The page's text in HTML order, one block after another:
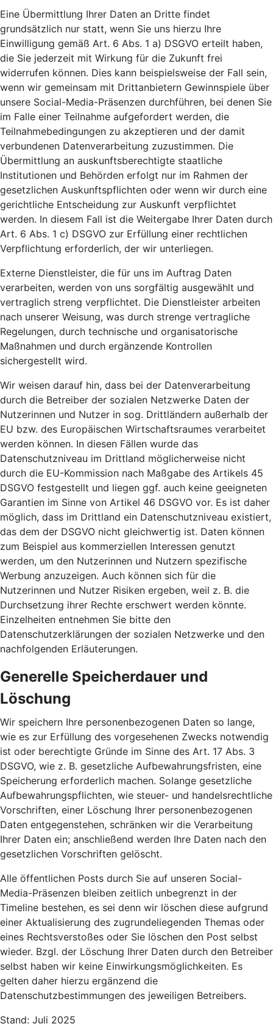
Eine Übermittlung Ihrer Daten an Dritte findet
grundsätzlich nur statt, wenn Sie uns hierzu Ihre
Einwilligung gemäß Art. 6 Abs. 1 a) DSGVO erteilt haben,
die Sie jederzeit mit Wirkung für die Zukunft frei
widerrufen können. Dies kann beispielsweise der Fall sein,
wenn wir gemeinsam mit Drittanbietern Gewinnspiele über
unsere Social-Media-Präsenzen durchführen, bei denen Sie
im Falle einer Teilnahme aufgefordert werden, die
Teilnahmebedingungen zu akzeptieren und der damit
verbundenen Datenverarbeitung zuzustimmen. Die
Übermittlung an auskunftsberechtigte staatliche
Institutionen und Behörden erfolgt nur im Rahmen der
gesetzlichen Auskunftspflichten oder wenn wir durch eine
gerichtliche Entscheidung zur Auskunft verpflichtet
werden. In diesem Fall ist die Weitergabe Ihrer Daten durch
Art. 6 Abs. 1 c) DSGVO zur Erfüllung einer rechtlichen
Verpflichtung erforderlich, der wir unterliegen.
Externe Dienstleister, die für uns im Auftrag Daten
verarbeiten, werden von uns sorgfältig ausgewählt und
vertraglich streng verpflichtet. Die Dienstleister arbeiten
nach unserer Weisung, was durch strenge vertragliche
Regelungen, durch technische und organisatorische
Maßnahmen und durch ergänzende Kontrollen
sichergestellt wird.
Wir weisen darauf hin, dass bei der Datenverarbeitung
durch die Betreiber der sozialen Netzwerke Daten der
Nutzerinnen und Nutzer in sog. Drittländern außerhalb der
EU bzw. des Europäischen Wirtschaftsraumes verarbeitet
werden können. In diesen Fällen wurde das
Datenschutzniveau im Drittland möglicherweise nicht
durch die EU-Kommission nach Maßgabe des Artikels 45
DSGVO festgestellt und liegen ggf. auch keine geeigneten
Garantien im Sinne von Artikel 46 DSGVO vor. Es ist daher
möglich, dass im Drittland ein Datenschutzniveau existiert,
das dem der DSGVO nicht gleichwertig ist. Daten können
zum Beispiel aus kommerziellen Interessen genutzt
werden, um den Nutzerinnen und Nutzern spezifische
Werbung anzuzeigen. Auch können sich für die
Nutzerinnen und Nutzer Risiken ergeben, weil z. B. die
Durchsetzung ihrer Rechte erschwert werden könnte.
Einzelheiten entnehmen Sie bitte den
Datenschutzerklärungen der sozialen Netzwerke und den
nachfolgenden Erläuterungen.
Generelle Speicherdauer und
Löschung
Wir speichern Ihre personenbezogenen Daten so lange,
wie es zur Erfüllung des vorgesehenen Zwecks notwendig
ist oder berechtigte Gründe im Sinne des Art. 17 Abs. 3
DSGVO, wie z. B. gesetzliche Aufbewahrungsfristen, eine
Speicherung erforderlich machen. Solange gesetzliche
Aufbewahrungspflichten, wie steuer- und handelsrechtliche
Vorschriften, einer Löschung Ihrer personenbezogenen
Daten entgegenstehen, schränken wir die Verarbeitung
Ihrer Daten ein; anschließend werden Ihre Daten nach den
gesetzlichen Vorschriften gelöscht.
Alle öffentlichen Posts durch Sie auf unseren Social-
Media-Präsenzen bleiben zeitlich unbegrenzt in der
Timeline bestehen, es sei denn wir löschen diese aufgrund
einer Aktualisierung des zugrundeliegenden Themas oder
eines Rechtsverstoßes oder Sie löschen den Post selbst
wieder. Bzgl. der Löschung Ihrer Daten durch den Betreiber
selbst haben wir keine Einwirkungsmöglichkeiten. Es
gelten daher hierzu ergänzend die
Datenschutzbestimmungen des jeweiligen Betreibers.
Stand: Juli 2025